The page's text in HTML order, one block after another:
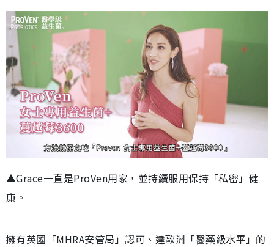
▲Grace一直是ProVen用家，並持續服用保持「私密」健
康。
擁有英國「MHRA安管局」認可、達歐洲「醫藥級水平」的